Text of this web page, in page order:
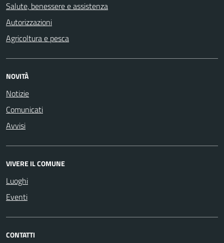
Salute, benessere e assistenza
Autorizzazioni
Agricoltura e pesca
NOVITÀ
Notizie
Comunicati
Avvisi
VIVERE IL COMUNE
Luoghi
Eventi
CONTATTI